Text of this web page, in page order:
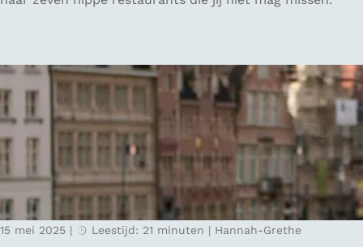
v
r
u
x
e
m
b
u
r
g
p
e
r
e
s
u
r15 mei 2025 | Leestijd: 21 minuten | Hannah-Grethe